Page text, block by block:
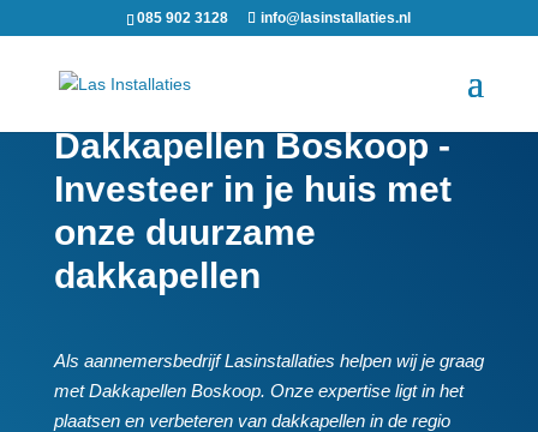
085 902 3128 info@lasinstallaties.nl
Dakkapellen Boskoop -
Investeer in je huis met
onze duurzame
dakkapellen
Als aannemersbedrijf Lasinstallaties helpen wij je graag
met Dakkapellen Boskoop.​ Onze expertise ligt in het
plaatsen en verbeteren van dakkapellen in de regio